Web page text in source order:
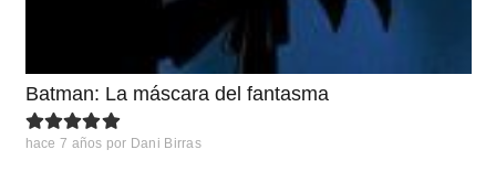
Batman: La máscara del fantasma
hace 7 años por Dani Birras